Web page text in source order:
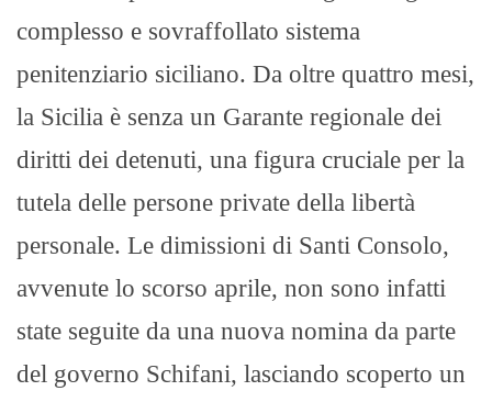
complesso e sovraffollato sistema
penitenziario siciliano. Da oltre quattro mesi,
la Sicilia è senza un Garante regionale dei
diritti dei detenuti, una figura cruciale per la
tutela delle persone private della libertà
personale. Le dimissioni di Santi Consolo,
avvenute lo scorso aprile, non sono infatti
state seguite da una nuova nomina da parte
del governo Schifani, lasciando scoperto un